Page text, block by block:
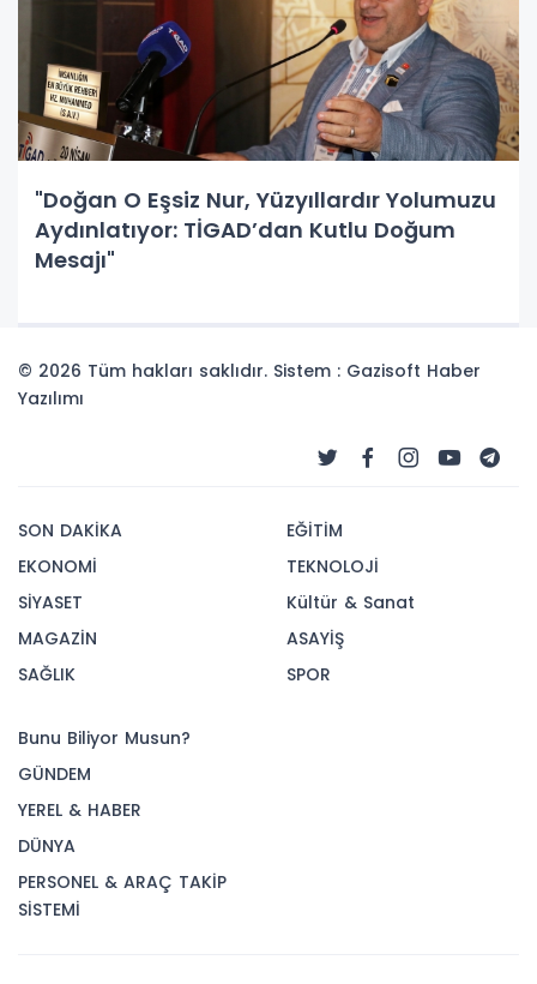
"Doğan O Eşsiz Nur, Yüzyıllardır Yolumuzu
Aydınlatıyor: TİGAD’dan Kutlu Doğum
Mesajı"
© 2026 Tüm hakları saklıdır. Sistem : Gazisoft Haber
Yazılımı
SON DAKİKA
EKONOMİ
SİYASET
MAGAZİN
SAĞLIK
EĞİTİM
TEKNOLOJİ
Kültür & Sanat
ASAYİŞ
SPOR
Bunu Biliyor Musun?
GÜNDEM
YEREL & HABER
DÜNYA
PERSONEL & ARAÇ TAKİP
SİSTEMİ